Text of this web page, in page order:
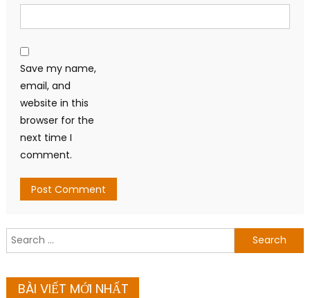
Save my name,
email, and
website in this
browser for the
next time I
comment.
Search
for:
BÀI VIẾT MỚI NHẤT